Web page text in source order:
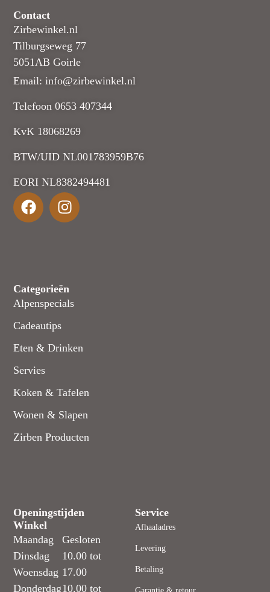
Contact
Zirbewinkel.nl
Tilburgseweg 77
5051AB Goirle
Email: info@zirbewinkel.nl
Telefoon 0653 407344
KvK 18068269
BTW/UID NL001783959B76
EORI NL8382494481
Categorieën
Alpenspecials
Cadeautips
Eten & Drinken
Servies
Koken & Tafelen
Wonen & Slapen
Zirben Producten
Openingstijden
Winkel
Maandag
Dinsdag
Woensdag
Donderdag
Gesloten
10.00 tot
17.00
10.00 tot
Service
Afhaaladres
Levering
Betaling